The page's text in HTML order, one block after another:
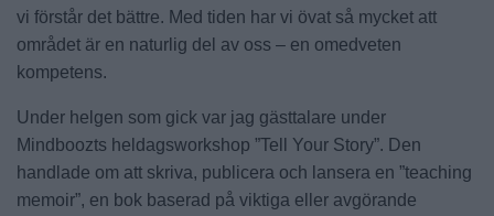
vi förstår det bättre. Med tiden har vi övat så mycket att
området är en naturlig del av oss – en omedveten
kompetens.
Under helgen som gick var jag gästtalare under
Mindboozts heldagsworkshop ”Tell Your Story”. Den
handlade om att skriva, publicera och lansera en ”teaching
memoir”, en bok baserad på viktiga eller avgörande